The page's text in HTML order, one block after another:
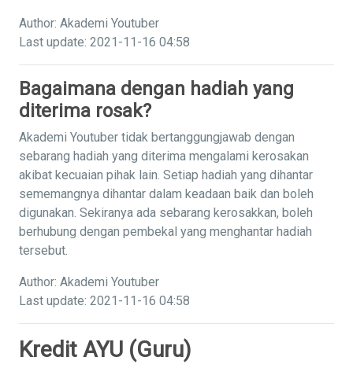
Author: Akademi Youtuber
Last update: 2021-11-16 04:58
Bagaimana dengan hadiah yang
diterima rosak?
Akademi Youtuber tidak bertanggungjawab dengan
sebarang hadiah yang diterima mengalami kerosakan
akibat kecuaian pihak lain. Setiap hadiah yang dihantar
sememangnya dihantar dalam keadaan baik dan boleh
digunakan. Sekiranya ada sebarang kerosakkan, boleh
berhubung dengan pembekal yang menghantar hadiah
tersebut.
Author: Akademi Youtuber
Last update: 2021-11-16 04:58
Kredit AYU (Guru)